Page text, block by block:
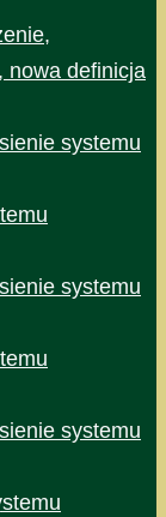
nowa definicja
systemu
systemu
systemu